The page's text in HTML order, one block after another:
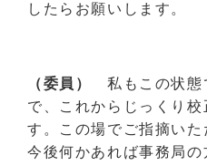
したらお願いします。
（委員） 私もこの状
で、これからじっくり
す。この場でご指摘いた
今後何かあれば事務局